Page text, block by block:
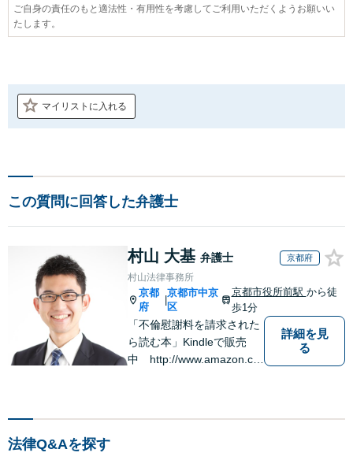
ご自身の責任のもと適法性・有用性を考慮してご利用いただくようお願いい
たします。
マイリストに入れる
この質問に回答した弁護士
村山 大基 弁護士 京都府
村山法律事務所
京都
府
|
京都市中京
区
京都市役所前駅 から徒
歩1分
「不倫慰謝料を請求された
ら読む本」Kindleで販売
中 http://www.amazon.co.
詳細を見
る
法律Q&Aを探す